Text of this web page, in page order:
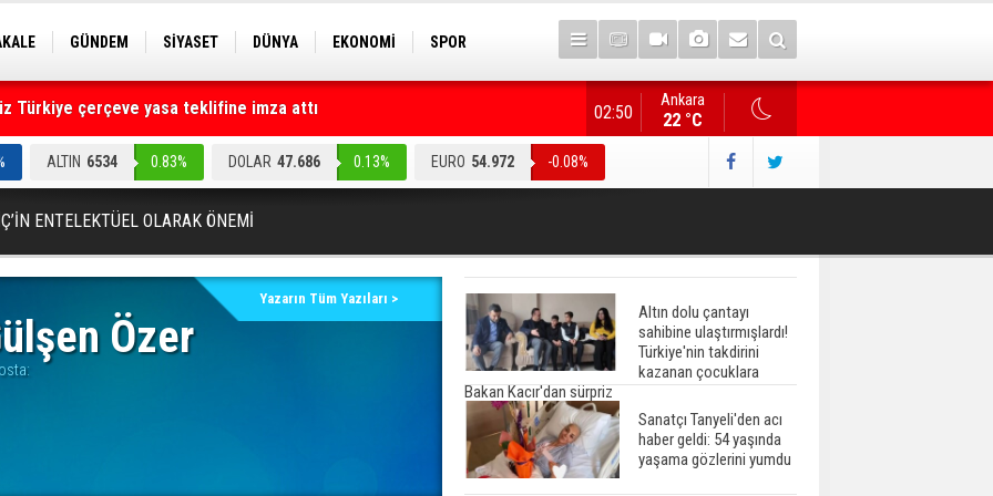
GÜNDEM SİYASET DÜNYA EKONOMİ
SPOR
Türkiye çerçeve yasa teklifine imza attı
dediler: Medyayı hedef alan akılalmaz tuzak ifşa oldu
"Terörsüz Türkiye" düzenlemesi... AK Parti heyeti,
Ankara
22 °C
02:50
ALTIN 6534 0.83% DOLAR 47.686 0.13% EURO 54.972 -0.08%
ENTELEKTÜEL OLARAK ÖNEMİ
Özer
Yazarın Tüm Yazıları >
Altın dolu çantayı
sahibine ulaştırmışlardı!
Türkiye'nin takdirini
kazanan çocuklara
Bakan Kacır'dan sürpriz
Sanatçı Tanyeli'den acı
haber geldi: 54 yaşında
yaşama gözlerini yumdu